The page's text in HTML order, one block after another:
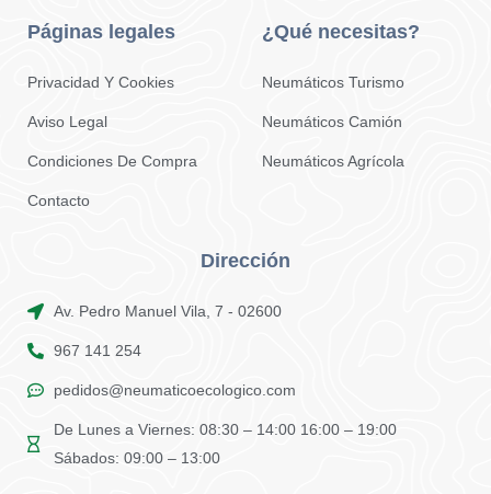
Páginas legales
Privacidad Y Cookies
Aviso Legal
Condiciones De Compra
Contacto
¿Qué necesitas?
Neumáticos Turismo
Neumáticos Camión
Neumáticos Agrícola
Dirección
Av. Pedro Manuel Vila, 7 - 02600
967 141 254
pedidos@neumaticoecologico.com
De Lunes a Viernes: 08:30 – 14:00 16:00 – 19:00
Sábados: 09:00 – 13:00